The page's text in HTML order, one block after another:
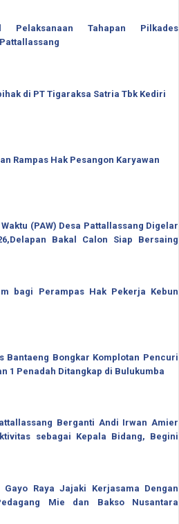
Pelaksanaan Tahapan Pilkades
di PT Tigaraksa Satria Tbk Kediri
Rampas Hak Pesangon Karyawan
(PAW) Desa Pattallassang Digelar
Bakal Calon Siap Bersaing
bagi Perampas Hak Pekerja Kebun
Bantaeng Bongkar Komplotan Pencuri
1 Penadah Ditangkap di Bulukumba
Berganti Andi Irwan Amier
sebagai Kepala Bidang, Begini
Gayo Raya Jajaki Kerjasama Dengan
Mie dan Bakso Nusantara